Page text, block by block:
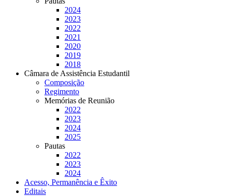
2024
2023
2022
2021
2020
2019
2018
Câmara de Assistência Estudantil
Composição
Regimento
Memórias de Reunião
2022
2023
2024
2025
Pautas
2022
2023
2024
Acesso, Permanência e Êxito
Editais